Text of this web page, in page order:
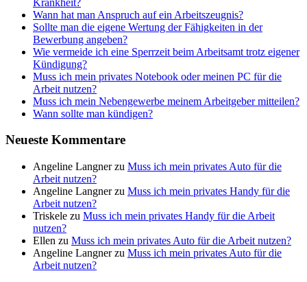
Wann hat man Anspruch auf ein Arbeitszeugnis?
Sollte man die eigene Wertung der Fähigkeiten in der
Bewerbung angeben?
Wie vermeide ich eine Sperrzeit beim Arbeitsamt trotz eigener
Kündigung?
Muss ich mein privates Notebook oder meinen PC für die
Arbeit nutzen?
Muss ich mein Nebengewerbe meinem Arbeitgeber mitteilen?
Wann sollte man kündigen?
Neueste Kommentare
Angeline Langnerzu Muss ich mein privates Auto für die
Arbeit nutzen?
Angeline Langnerzu Muss ich mein privates Handy für die
Arbeit nutzen?
Triskele zu Muss ich mein privates Handy für die Arbeit
nutzen?
Ellen zu Muss ich mein privates Auto für die Arbeit nutzen?
Angeline Langnerzu Muss ich mein privates Auto für die
Arbeit nutzen?